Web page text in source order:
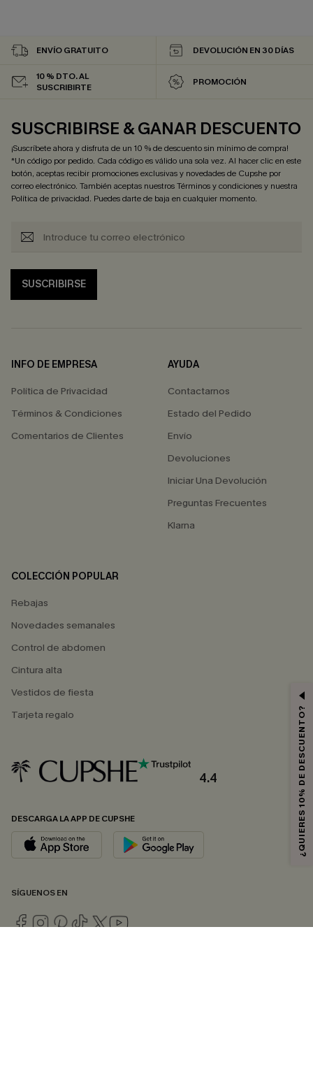
ENVÍO GRATUITO DEVOLUCIÓN EN 30 DÍAS
10 % DTO. AL
SUSCRIBIRTE
PROMOCIÓN
SUSCRIBIRSE & GANAR DESCUENTO
¡Suscríbete ahora y disfruta de un 10 % de descuento sin mínimo de compra!
*Un código por pedido. Cada código es válido una sola vez. Al hacer clic en este
botón, aceptas recibir promociones exclusivas y novedades de Cupshe por
correo electrónico. También aceptas nuestrosTérminos y condicionesy nuestra
Política de privacidad. Puedes darte de baja en cualquier momento.
SUSCRIBIRSE
INFO DE EMPRESA
Política de Privacidad
Términos & Condiciones
Comentarios de Clientes
AYUDA
Contactarnos
Estado del Pedido
Envío
Devoluciones
Iniciar Una Devolución
Preguntas Frecuentes
Klarna
COLECCIÓN POPULAR
Rebajas
Novedades semanales
Control de abdomen
Cintura alta
Vestidos de fiesta
Tarjeta regalo
4.4
DESCARGA LA APP DE CUPSHE
SÍGUENOS EN
¿QUIERES 10% DE DESCUENTO?